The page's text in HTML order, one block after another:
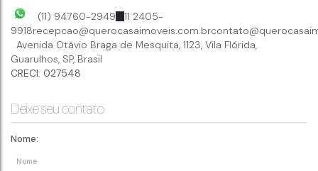
(11) 94760-2949
11 2405-
9918recepcao@querocasaimoveis.com.br
Avenida Otávio Braga de Mesquita, 1123, Vila Flórida,
Guarulhos, SP, Brasil
CRECI: 027548
Deixe seu contato
Nome: